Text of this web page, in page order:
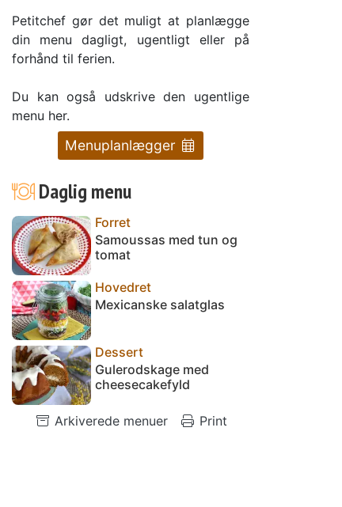
Petitchef gør det muligt at planlægge
din menu dagligt, ugentligt eller på
forhånd til ferien.
Du kan også udskrive den ugentlige
menu her.
Menuplanlægger
Daglig menu
Forret
Samoussas med tun og
tomat
Hovedret
Mexicanske salatglas
Dessert
Gulerodskage med
cheesecakefyld
Arkiverede menuer Print